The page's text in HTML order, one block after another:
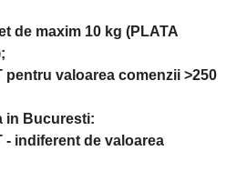
de maxim 10 kg (PLATA
pentru valoarea comenzii >250
in Bucuresti:
- indiferent de valoarea